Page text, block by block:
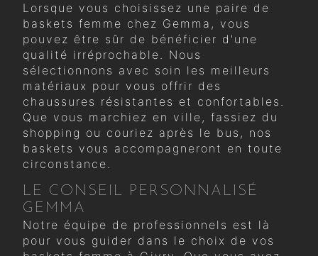
Lorsque vous choisissez une paire de
baskets femme chez Gemma, vous
pouvez être sûr de bénéficier d'une
qualité irréprochable. Nous
sélectionnons avec soin les meilleurs
matériaux pour vous offrir des
chaussures résistantes et confortables.
Que vous marchiez en ville, fassiez du
shopping ou couriez après le bus, nos
baskets vous accompagneront en toute
circonstance.
LE CONSEIL PERSONNALISÉ
GEMMA
Notre équipe de professionnels est là
pour vous guider dans le choix de vos